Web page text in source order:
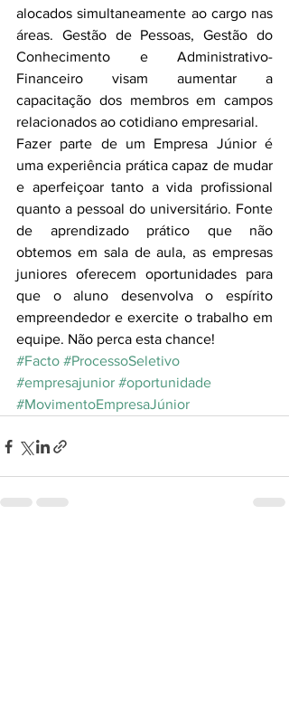
alocados simultaneamente ao cargo nas
áreas. Gestão de Pessoas, Gestão do
Conhecimento e Administrativo-
Financeiro visam aumentar a
capacitação dos membros em campos
relacionados ao cotidiano empresarial.
Fazer parte de um Empresa Júnior é
uma experiência prática capaz de mudar
e aperfeiçoar tanto a vida profissional
quanto a pessoal do universitário. Fonte
de aprendizado prático que não
obtemos em sala de aula, as empresas
juniores oferecem oportunidades para
que o aluno desenvolva o espírito
empreendedor e exercite o trabalho em
equipe. Não perca esta chance!
#Facto #ProcessoSeletivo
#empresajunior #oportunidade
#MovimentoEmpresaJúnior